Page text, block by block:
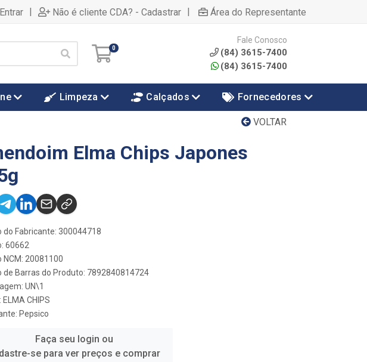
| Não é cliente CDA? - Cadastrar | Área do Representante
0
Fale Conosco
(84) 3615-7400
(84) 3615-7400
Limpeza Calçados Fornecedores
VOLTAR
Elma Chips Japones
do Fabricante: 300044718
60662
NCM: 20081100
de Barras do Produto: 7892840814724
UN\1
ELMA CHIPS
Pepsico
Faça seu login ou
se para ver preços e comprar